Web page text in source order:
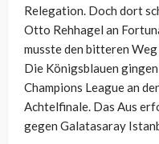
Relegation. Doch dort
Otto Rehhagel an
musste den bitteren
Die Königsblauen
Champions League an
Achtelfinale. Das Aus
gegen Galatasaray